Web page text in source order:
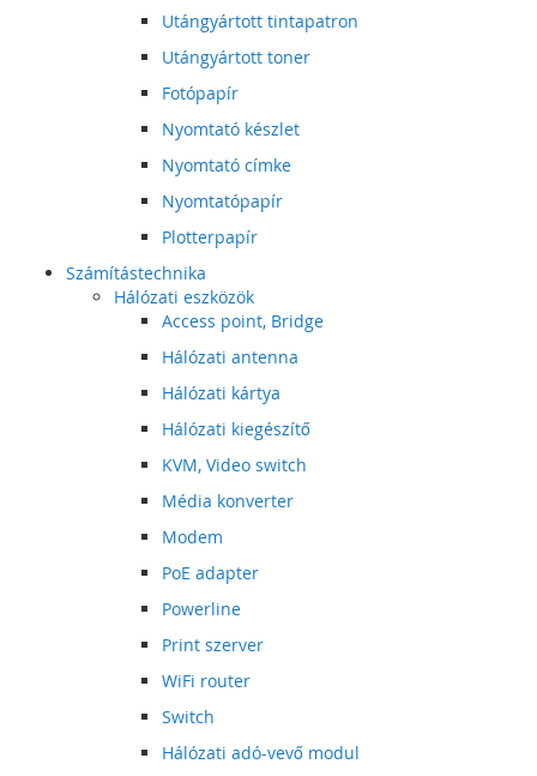
Utángyártott tintapatron
Utángyártott toner
Fotópapír
Nyomtató készlet
Nyomtató címke
Nyomtatópapír
Plotterpapír
Számítástechnika
Hálózati eszközök
Access point, Bridge
Hálózati antenna
Hálózati kártya
Hálózati kiegészítő
KVM, Video switch
Média konverter
Modem
PoE adapter
Powerline
Print szerver
WiFi router
Switch
Hálózati adó-vevő modul